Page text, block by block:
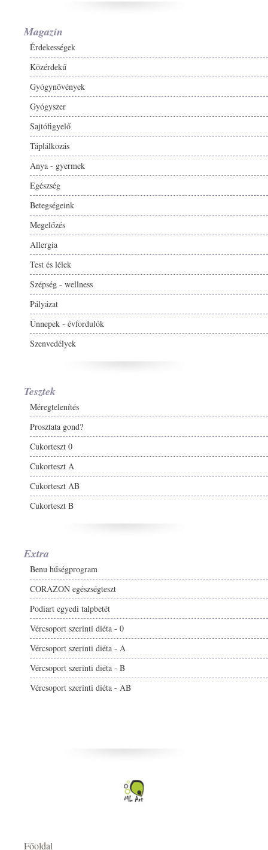
Magazin
Érdekességek
Közérdekű
Gyógynövények
Gyógyszer
Sajtófigyelő
Táplálkozás
Anya - gyermek
Egészség
Betegségeink
Megelőzés
Allergia
Test és lélek
Szépség - wellness
Pályázat
Ünnepek - évfordulók
Szenvedélyek
Tesztek
Méregtelenítés
Prosztata gond?
Cukorteszt 0
Cukorteszt A
Cukorteszt AB
Cukorteszt B
Extra
Benu hűségprogram
CORAZON egészségteszt
Podiart egyedi talpbetét
Vércsoport szerinti diéta - 0
Vércsoport szerinti diéta - A
Vércsoport szerinti diéta - B
Vércsoport szerinti diéta - AB
Főoldal